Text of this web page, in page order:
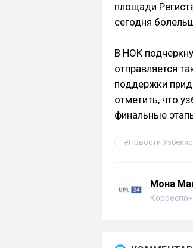
площади
сегодня
В НОК
отправляется
поддержки
отметить, что
финальные
Новости
Мона